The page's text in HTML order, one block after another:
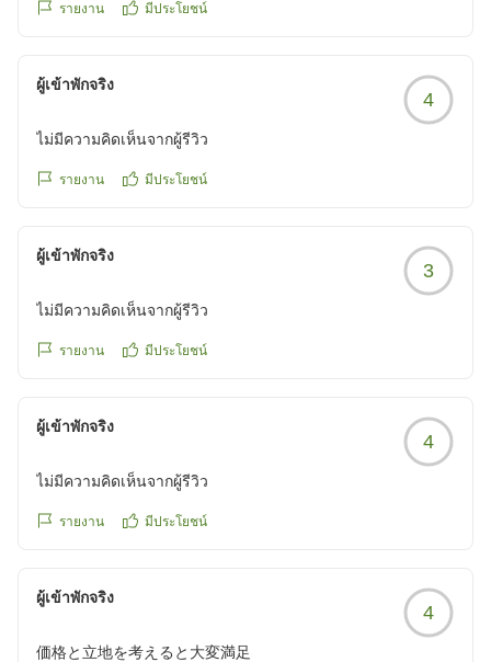
รายงาน มีประโยชน์
ผู้เข้าพักจริง
4
ไม่มีความคิดเห็นจากผู้รีวิว
รายงาน มีประโยชน์
ผู้เข้าพักจริง
3
ไม่มีความคิดเห็นจากผู้รีวิว
รายงาน มีประโยชน์
ผู้เข้าพักจริง
4
ไม่มีความคิดเห็นจากผู้รีวิว
รายงาน มีประโยชน์
ผู้เข้าพักจริง
4
価格と立地を考えると大変満足